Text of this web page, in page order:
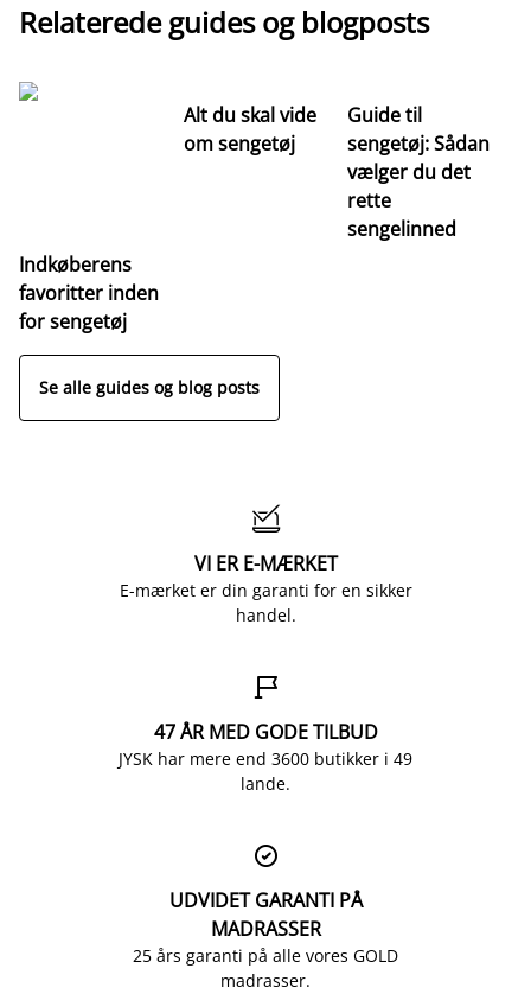
Relaterede guides og blogposts
Indkøberens
favoritter inden
for sengetøj
Alt du skal vide
om sengetøj
Guide til
sengetøj: Sådan
vælger du det
rette
sengelinned
Se alle guides og blog posts

VI ER E-MÆRKET
E-mærket er din garanti for en sikker
handel.

47 ÅR MED GODE TILBUD
JYSK har mere end 3600 butikker i 49
lande.

UDVIDET GARANTI PÅ
MADRASSER
25 års garanti på alle vores GOLD
madrasser.